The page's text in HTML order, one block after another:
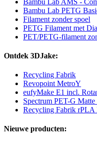
Bambu Lab PETG
Filament zonder spoel
PETG Filament met
PET/PETG-filament
Ontdek 3DJake:
Recycling Fabrik
Revopoint MetroY
eufyMake E1 incl.
Spectrum PET-G
Recycling Fabrik
Nieuwe producten: